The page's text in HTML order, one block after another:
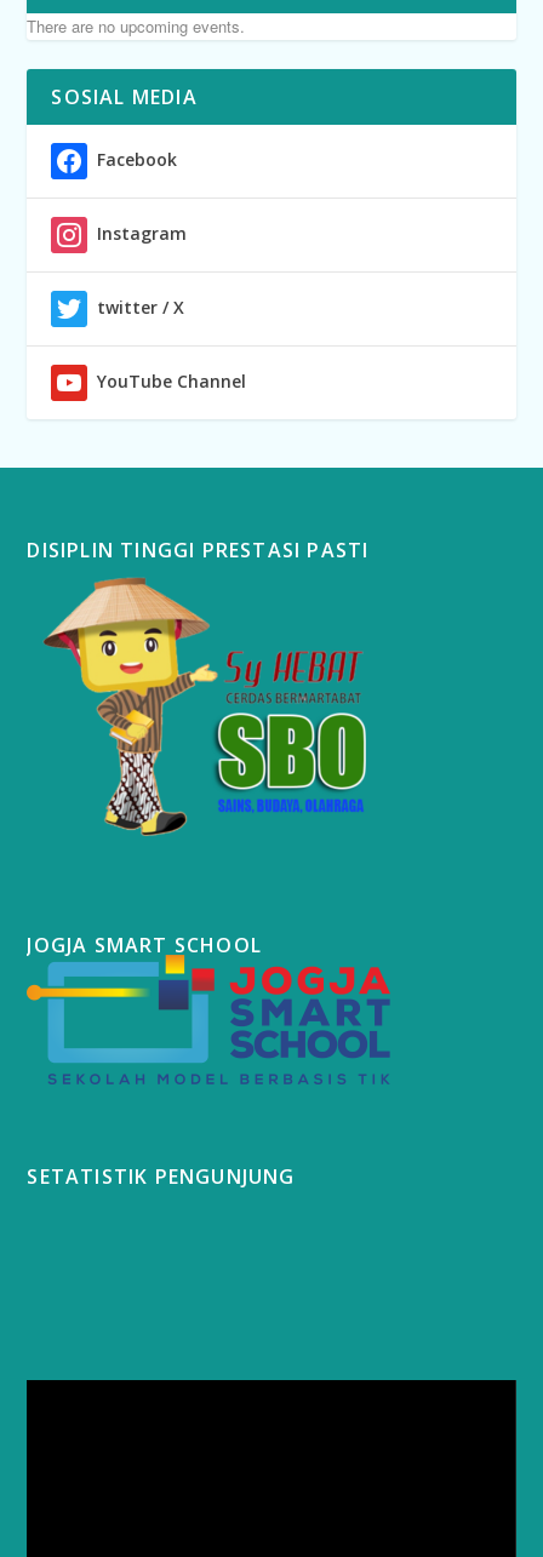
There are no upcoming events.
SOSIAL MEDIA
Facebook
Instagram
twitter / X
YouTube Channel
DISIPLIN TINGGI PRESTASI PASTI
JOGJA SMART SCHOOL
SETATISTIK PENGUNJUNG